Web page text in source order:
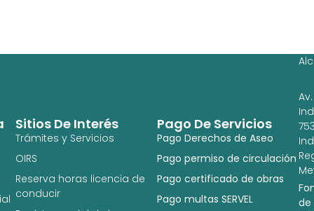
Pago De Servicios
Pago Derechos de Aseo
Pago permiso de circulación
Pago certificado de obras
Pago multas SERVEL
Sitios De Interés
Trámites y Servicios
OIRS
Reserva horas licencia de
conducir
Av.
de